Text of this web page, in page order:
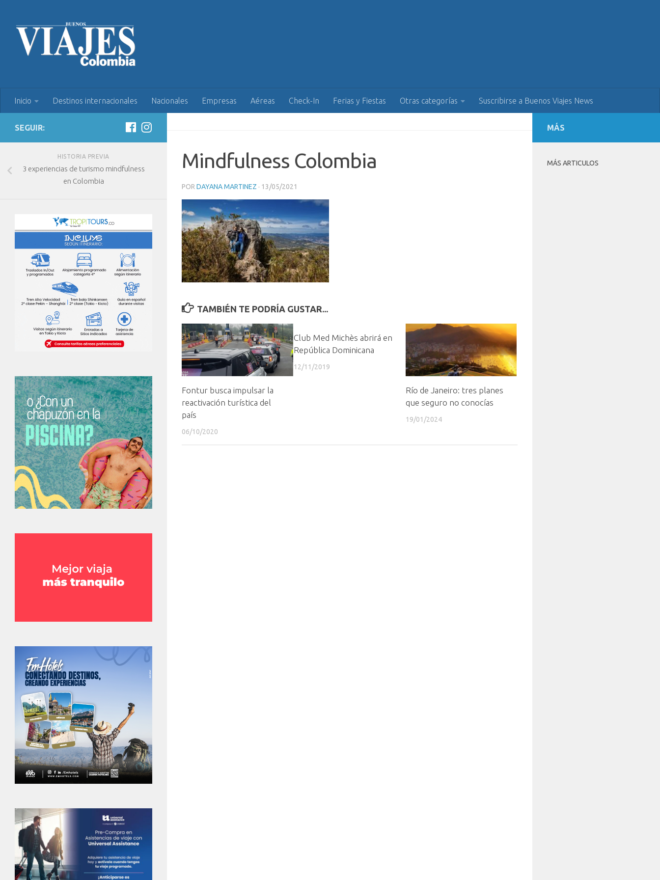
Inicio Destinos internacionales Nacionales Empresas Aéreas Check-In Ferias y Fiestas Otras categorías Suscribirse a Buenos Viajes News
Mindfulness Colombia
POR DAYANA MARTINEZ · 13/05/2021
TAMBIÉN TE PODRÍA GUSTAR...
Fontur busca impulsar la
reactivación turística del
país
06/10/2020
Club Med Michès abrirá en
República Dominicana
12/11/2019
Río de Janeiro: tres planes
que seguro no conocías
19/01/2024
SEGUIR:
HISTORIA PREVIA
3 experiencias de turismo mindfulness
en Colombia
MÁS
MÁS ARTICULOS